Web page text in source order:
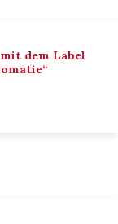
dem Label